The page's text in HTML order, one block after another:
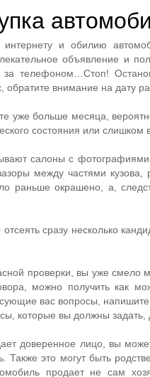
интернету и обилию
объявление и
телефоном…Стоп!
обратите внимание на дату
уже больше месяца,
состояния или слишком
салоны с фотографиями
между частями кузова,
раньше окрашено, а,
сразу несколько
проверки, вы уже смело
можно получить как
вас вопросы,
которые вы должны
доверенное лицо, вы
Также это могут быть
продает не сам